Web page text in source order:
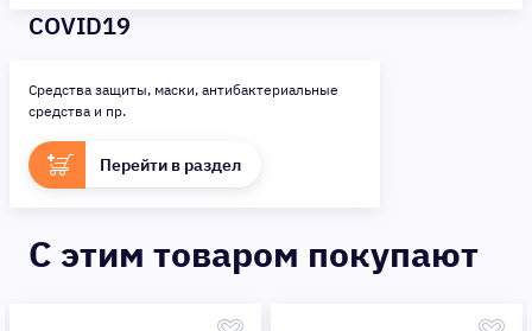
COVID19
Средства защиты, маски, антибактериальные
средства и пр.
Перейти в раздел
C этим товаром покупают